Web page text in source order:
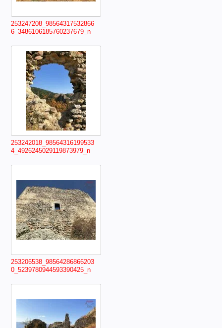
253247208_98564317532866
6_3486106185760237679_n
253242018_98564316199533
4_4926245029119873979_n
253206538_98564286866203
0_5239780944593390425_n